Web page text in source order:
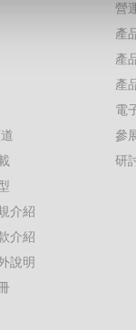
介紹
介紹
說明
營
產
產
產
電
參
研